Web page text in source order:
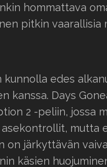
hommattava
pitkin vaarallisia
kunnolla edes
kanssa. Days
2 -peliin, jossa
mutta
on järkyttävän
käsien